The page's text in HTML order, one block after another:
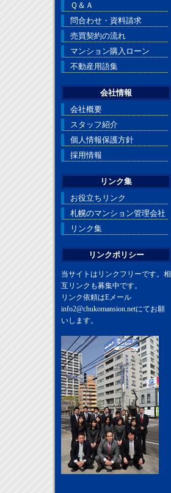
Ｑ＆Ａ
問合わせ・資料請求
売買契約の流れ
マンション購入ローン
不動産用語集
会社情報
会社概要
スタッフ紹介
個人情報保護方針
採用情報
リンク集
お役立ちリンク
札幌のマンション管理会社
リンク集
リンクポリシー
当サイトはリンクフリーです。相
互リンクも募集中です。
リンク依頼はEメール
info2@chukomansion.netにてお願
いします。